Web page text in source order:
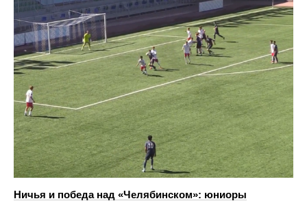
Ничья и победа над «Челябинском»: юниоры